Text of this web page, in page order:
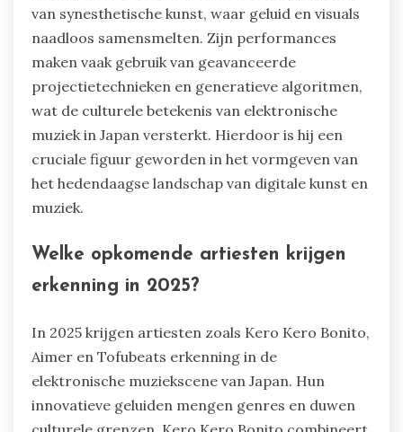
van synesthetische kunst, waar geluid en visuals
naadloos samensmelten. Zijn performances
maken vaak gebruik van geavanceerde
projectietechnieken en generatieve algoritmen,
wat de culturele betekenis van elektronische
muziek in Japan versterkt. Hierdoor is hij een
cruciale figuur geworden in het vormgeven van
het hedendaagse landschap van digitale kunst en
muziek.
Welke opkomende artiesten krijgen
erkenning in 2025?
In 2025 krijgen artiesten zoals Kero Kero Bonito,
Aimer en Tofubeats erkenning in de
elektronische muziekscene van Japan. Hun
innovatieve geluiden mengen genres en duwen